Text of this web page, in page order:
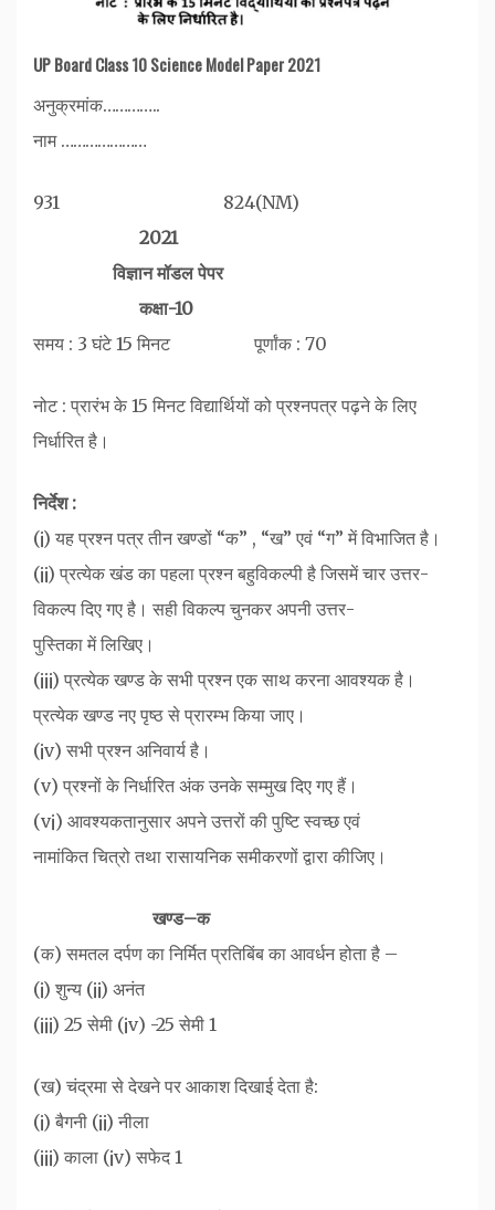
UP Board Class 10 Science Model Paper 2021
अनुक्रमांक…………‌‌..
नाम ………………‌…
931 824(NM)
2021
विज्ञान मॉडल पेपर
कक्षा-10
समय : 3 घंटे 15 मिनट पूर्णांक : 70
नोट : प्रारंभ के 15 मिनट विद्यार्थियों को प्रश्नपत्र पढ़ने के लिए
निर्धारित है।
निर्देश :
(¡) यह प्रश्न पत्र तीन खण्डों “क” , “ख” एवं “ग” में विभाजित है।
(¡¡) प्रत्येक खंड का पहला प्रश्न बहुविकल्पी है जिसमें चार उत्तर-
विकल्प दिए गए है। सही विकल्प चुनकर अपनी उत्तर-
पुस्तिका में लिखिए।
(¡¡¡) प्रत्येक खण्ड के सभी प्रश्न एक साथ करना आवश्यक है।
प्रत्येक खण्ड नए पृष्ठ से प्रारम्भ किया जाए।
(¡v) सभी प्रश्न अनिवार्य है।
(v) प्रश्नों के निर्धारित अंक उनके सम्मुख दिए गए हैं।
(v¡) आवश्यकतानुसार अपने उत्तरों की पुष्टि स्वच्छ एवं
नामांकित चित्रो तथा रासायनिक समीकरणों द्वारा कीजिए।
खण्ड–क
(क) समतल दर्पण का निर्मित प्रतिबिंब का आवर्धन होता है –
(¡) शुन्य (¡¡) अनंत
(¡¡¡) 25 सेमी (¡v) -25 सेमी 1
(ख) चंद्रमा से देखने पर आकाश दिखाई देता है:
(¡) बैगनी (¡¡) नीला
(¡¡¡) काला (¡v) सफेद 1